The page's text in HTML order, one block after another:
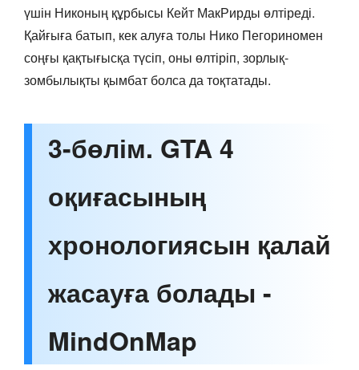
үшін Никоның құрбысы Кейт МакРирды өлтіреді.
Қайғыға батып, кек алуға толы Нико Пегориномен
соңғы қақтығысқа түсіп, оны өлтіріп, зорлық-
зомбылықты қымбат болса да тоқтатады.
3-бөлім. GTA 4
оқиғасының
хронологиясын қалай
жасауға болады -
MindOnMap